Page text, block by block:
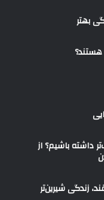
بهتر
هستند؟
داشته باشیم؟ از
زندگی شیرین‌تر